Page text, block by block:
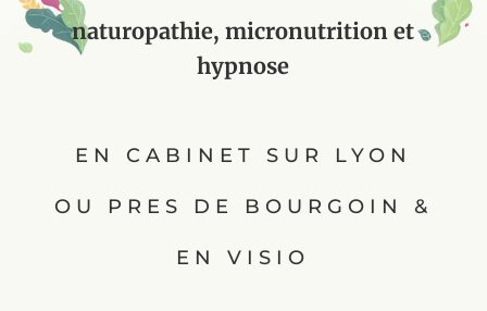
naturopathie, micronutrition et
hypnose
EN CABINET SUR LYON
OU PRES DE BOURGOIN &
EN VISIO